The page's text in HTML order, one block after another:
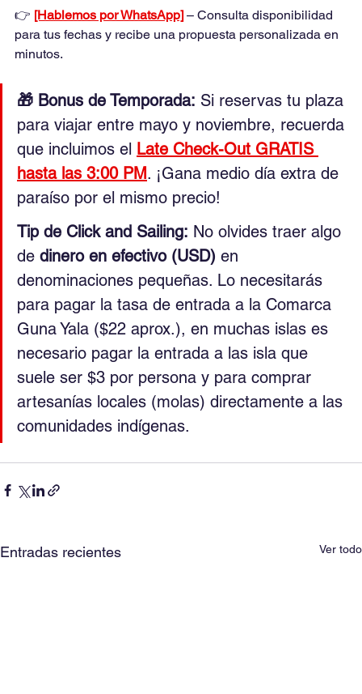
👉 [Hablemos por WhatsApp] – Consulta disponibilidad
para tus fechas y recibe una propuesta personalizada en
minutos.
🎁 Bonus de Temporada: Si reservas tu plaza
para viajar entre mayo y noviembre, recuerda
que incluimos el Late Check-Out GRATIS
hasta las 3:00 PM. ¡Gana medio día extra de
paraíso por el mismo precio!
Tip de Click and Sailing: No olvides traer algo
de dinero en efectivo (USD) en
denominaciones pequeñas. Lo necesitarás
para pagar la tasa de entrada a la Comarca
Guna Yala ($22 aprox.), en muchas islas es
necesario pagar la entrada a las isla que
suele ser $3 por persona y para comprar
artesanías locales (molas) directamente a las
comunidades indígenas.
Entradas recientes Ver todo